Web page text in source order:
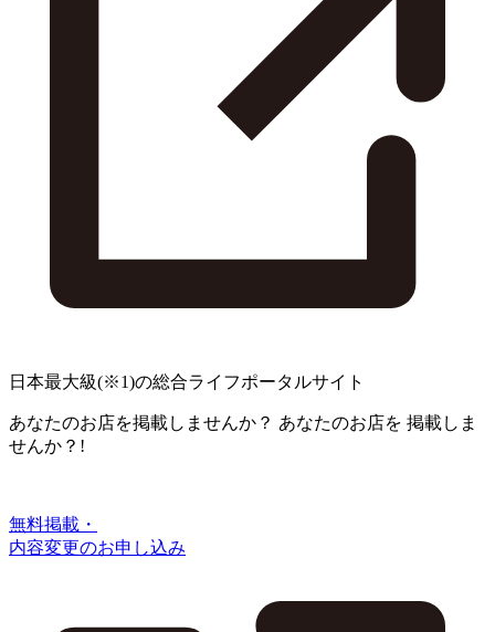
日本最大級(※1)の総合ライフポータルサイト
あなたのお店を掲載しませんか？ あなたのお店を 掲載しま
せんか？!
無料掲載・
内容変更のお申し込み